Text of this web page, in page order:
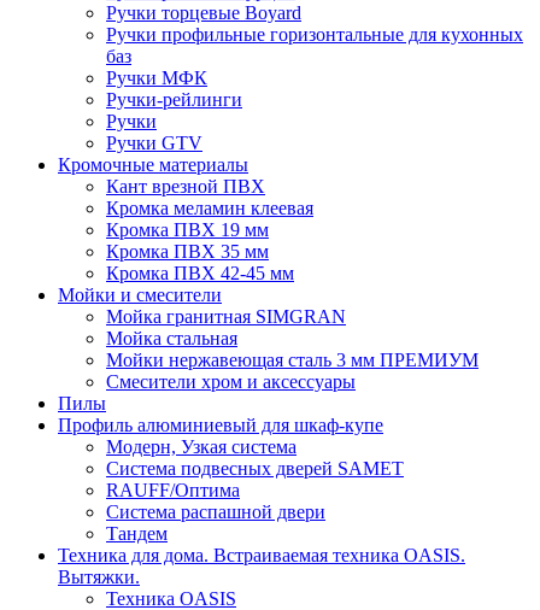
Ручки торцевые Boyard
Ручки профильные горизонтальные для кухонных
баз
Ручки МФК
Ручки-рейлинги
Ручки
Ручки GTV
Кромочные материалы
Кант врезной ПВХ
Кромка меламин клеевая
Кромка ПВХ 19 мм
Кромка ПВХ 35 мм
Кромка ПВХ 42-45 мм
Мойки и смесители
Мойка гранитная SIMGRAN
Мойка стальная
Мойки нержавеющая сталь 3 мм ПРЕМИУМ
Смесители хром и аксессуары
Пилы
Профиль алюминиевый для шкаф-купе
Модерн, Узкая система
Система подвесных дверей SAMET
RAUFF/Оптима
Система распашной двери
Тандем
Техника для дома. Встраиваемая техника OASIS.
Вытяжки.
Техника OASIS